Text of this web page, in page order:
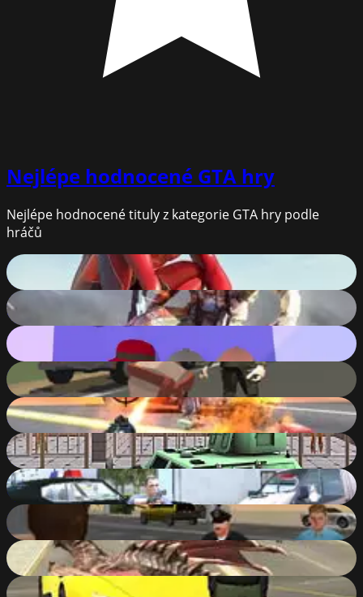
Nejlépe hodnocené GTA hry
Nejlépe hodnocené tituly z kategorie GTA hry podle
hráčů
Amazing Strange Rope Police - Vice Spider Vegas
90
Super Crime Steel War Hero Iron Flying Mech Robot
90
Gangsta Island: Crime City
89
Po.Ba ( Polygonal Battlefield )
88%
Amazing Crime Strange Stickman Rope Vice Vegas
88%
Prisonier Transport Simulator 2019
88%
Grand Action Crime: New York Car Gang
86%
Grand Shift Auto
85%
Cars Thief Dragon Edition
85
%
Grand City Car Thief